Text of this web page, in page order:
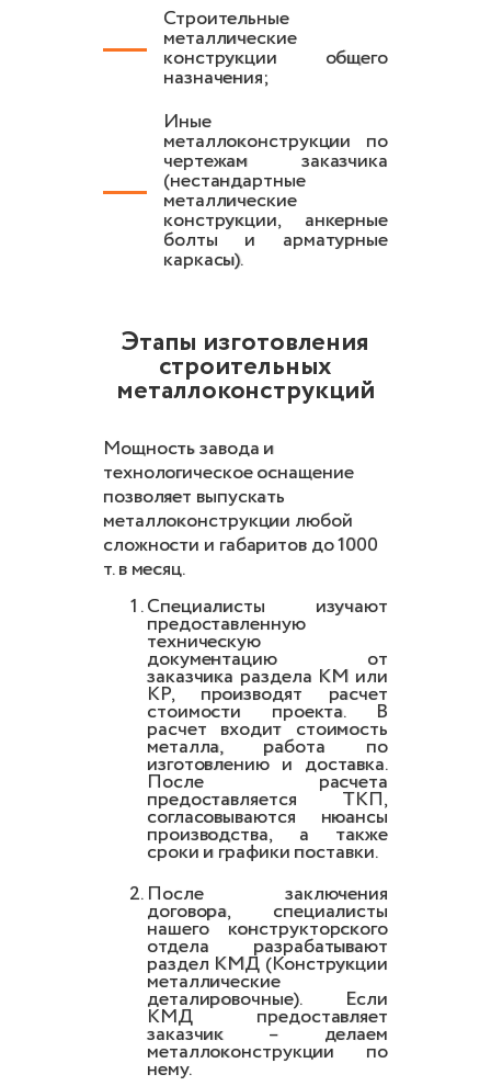
Строительные
металлические
конструкции общего
назначения;
Иные
металлоконструкции по
чертежам заказчика
(нестандартные
металлические
конструкции, анкерные
болты и арматурные
каркасы).
Этапы изготовления
строительных
металлоконструкций
Мощность завода и
технологическое оснащение
позволяет выпускать
металлоконструкции любой
сложности и габаритов до 1000
т. в месяц.
Специалисты изучают
предоставленную
техническую
документацию от
заказчика раздела КМ или
КР, производят расчет
стоимости проекта. В
расчет входит стоимость
металла, работа по
изготовлению и доставка.
После расчета
предоставляется ТКП,
согласовываются нюансы
производства, а также
сроки и графики поставки.
После заключения
договора, специалисты
нашего конструкторского
отдела разрабатывают
раздел КМД (Конструкции
металлические
деталировочные). Если
КМД предоставляет
заказчик – делаем
металлоконструкции по
нему.